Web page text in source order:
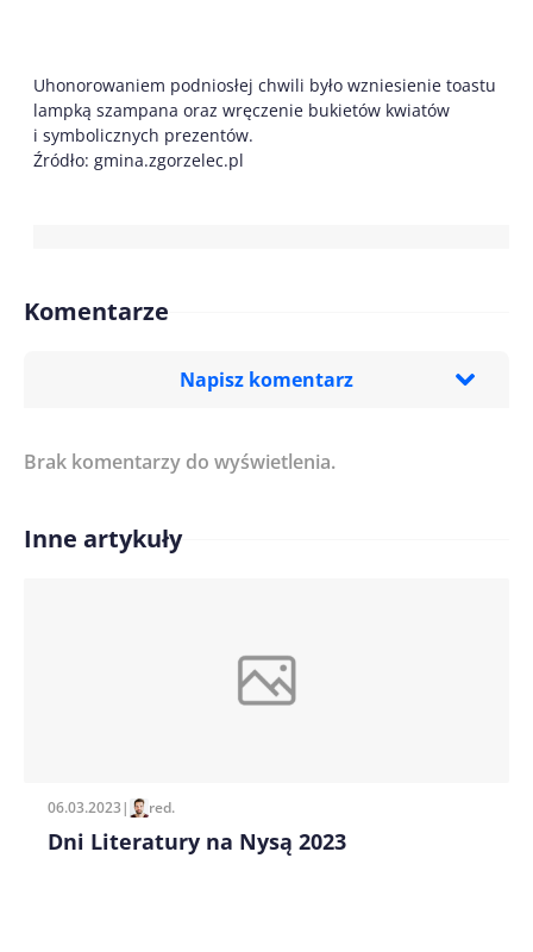
Uhonorowaniem podniosłej chwili było wzniesienie toastu
lampką szampana oraz wręczenie bukietów kwiatów
i symbolicznych prezentów.
Źródło: gmina.zgorzelec.pl
Komentarze
Napisz komentarz
Treść komentarza*
Imię/ Nick*
Brak komentarzy do wyświetlenia.
Inne artykuły
06.03.2023| red.
Dni Literatury na Nysą 2023